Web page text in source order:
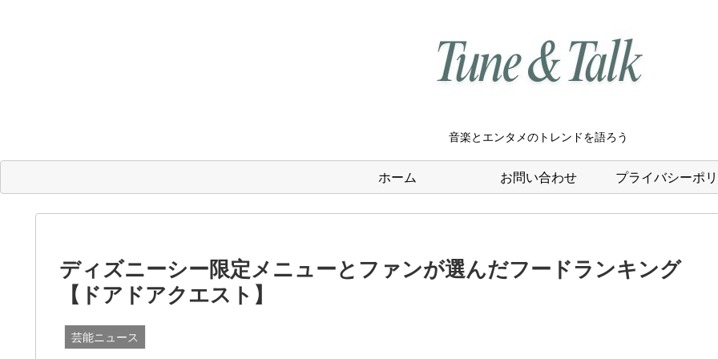
音楽とエンタメのトレンドを語ろう
ホーム お問い合わせ プライバシーポ
ディズニーシー限定メニューとファンが選んだフードランキング
【ドアドアクエスト】
芸能ニュース